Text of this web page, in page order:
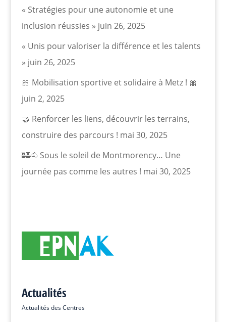
« Stratégies pour une autonomie et une
inclusion réussies » juin 26, 2025
« Unis pour valoriser la différence et les talents
» juin 26, 2025
🎀 Mobilisation sportive et solidaire à Metz ! 🎀
juin 2, 2025
🤝 Renforcer les liens, découvrir les terrains,
construire des parcours ! mai 30, 2025
🏰🐴 Sous le soleil de Montmorency… Une
journée pas comme les autres ! mai 30, 2025
Actualités
Actualités des Centres